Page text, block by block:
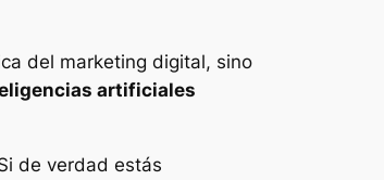
del marketing digital, sino
artificiales
de verdad estás